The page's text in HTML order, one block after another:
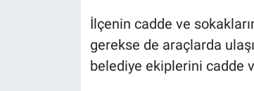
İlçenin cadde ve
gerekse de araçlarda
belediye ekiplerini cadde